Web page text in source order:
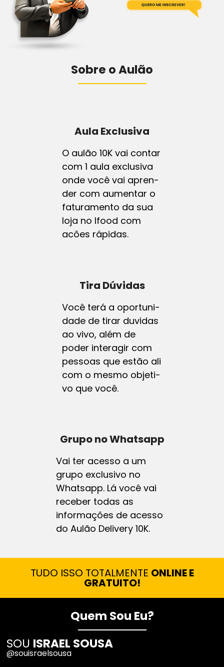
Sobre o Aulão
Aula Exclusiva
O aulão 10K vai contar
com 1 aula exclusiva
onde você vai apren-
der com aumentar o
faturamento da sua
loja no lfood com
acões rápidas.
Tira Dúvidas
Você terá a oportuni-
dade de tirar duvidas
ao vivo, além de
poder interagir com
pessoas que estão ali
com o mesmo objeti-
vo que você.
Grupo no Whatsapp
Vai ter acesso a um
grupo exclusivo no
Whatsapp. Lá você vai
receber todas as
informações de acesso
do Aulão Delivery 10K.
TUDO ISSO TOTALMENTE ONLINE E
GRATUITO!
Quem Sou Eu?
SOU ISRAEL SOUSA
@souisraelsousa